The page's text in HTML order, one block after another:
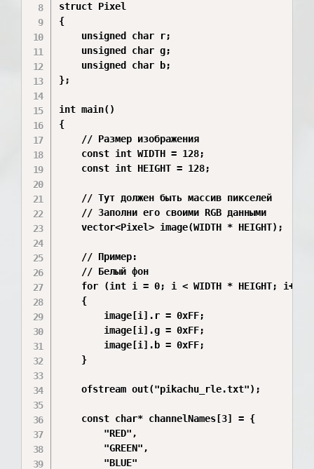
struct Pixel
{
    unsigned char r;
    unsigned char g;
    unsigned char b;
};
int main()
{
    // Размер изображения
    const int WIDTH = 128;
    const int HEIGHT = 128;
    // Тут должен быть массив пикселей
    // Заполни его своими RGB данными
    vector<Pixel> image(WIDTH * HEIGHT);
    // Пример:
    // Белый фон
    for (int i = 0; i < WIDTH * HEIGHT; i++)
    {
        image[i].r = 0xFF;
        image[i].g = 0xFF;
        image[i].b = 0xFF;
    }
    ofstream out("pikachu_rle.txt");
    const char* channelNames[3] = {
        "RED",
        "GREEN",
        "BLUE"